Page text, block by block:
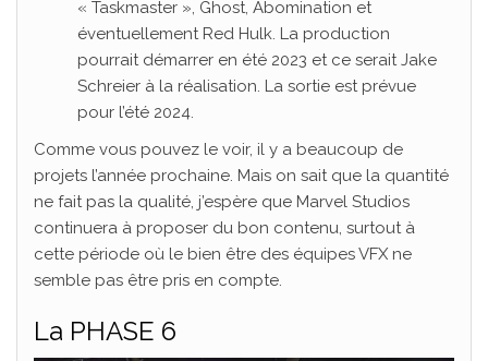
« Taskmaster », Ghost, Abomination et
éventuellement Red Hulk. La production
pourrait démarrer en été 2023 et ce serait Jake
Schreier à la réalisation. La sortie est prévue
pour l’été 2024.
Comme vous pouvez le voir, il y a beaucoup de
projets l’année prochaine. Mais on sait que la quantité
ne fait pas la qualité, j’espère que Marvel Studios
continuera à proposer du bon contenu, surtout à
cette période où le bien être des équipes VFX ne
semble pas être pris en compte.
La PHASE 6